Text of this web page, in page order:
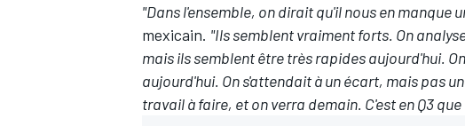
"Dans l'ensemble, on dirait qu'il nous en manque
mexicain. "Ils semblent vraiment forts. On
mais ils semblent être très rapides aujourd'hui.
aujourd'hui. On s'attendait à un écart, mais pas
travail à faire, et on verra demain. C'est en Q3